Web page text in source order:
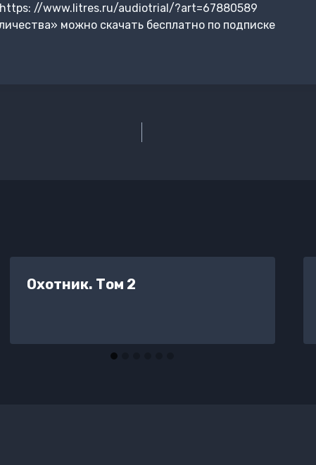
//www.litres.ru/audiotrial/?art=67880589
можно скачать бесплатно по подписке
Охотник. Том 2